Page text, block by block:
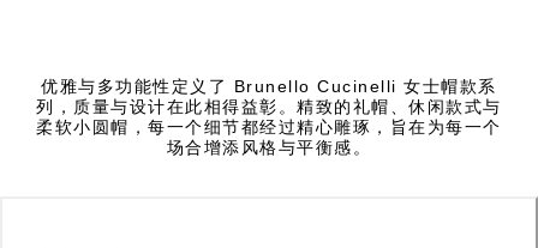
优雅与多功能性定义了 Brunello Cucinelli 女士帽款系
列，质量与设计在此相得益彰。精致的礼帽、休闲款式与
柔软小圆帽，每一个细节都经过精心雕琢，旨在为每一个
场合增添风格与平衡感。